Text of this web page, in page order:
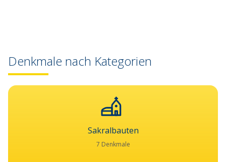
Denkmale nach Kategorien
Sakralbauten
7 Denkmale